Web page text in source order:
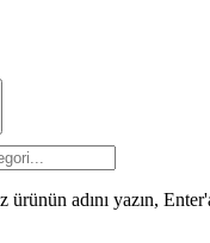
adını yazın,